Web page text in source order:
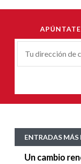
Correu-
ENTRADAS MÁS
Un cambio